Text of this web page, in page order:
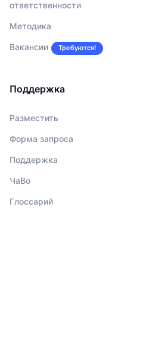
ответственности
Методика
Вакансии Требуются!
Поддержка
Разместить
Форма запроса
Поддержка
ЧаВо
Глоссарий